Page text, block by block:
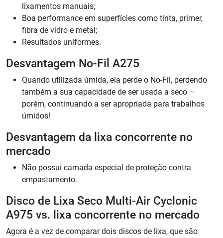
lixamentos manuais;
Boa performance em superfícies como tinta, primer,
fibra de vidro e metal;
Resultados uniformes.
Desvantagem No-Fil A275
Quando utilizada úmida, ela perde o No-Fil, perdendo
também a sua capacidade de ser usada a seco –
porém, continuando a ser apropriada para trabalhos
úmidos!
Desvantagem da lixa concorrente no
mercado
Não possui camada especial de proteção contra
empastamento.
Disco de Lixa Seco Multi-Air Cyclonic
A975 vs. lixa concorrente no mercado
Agora é a vez de comparar dois discos de lixa, que são